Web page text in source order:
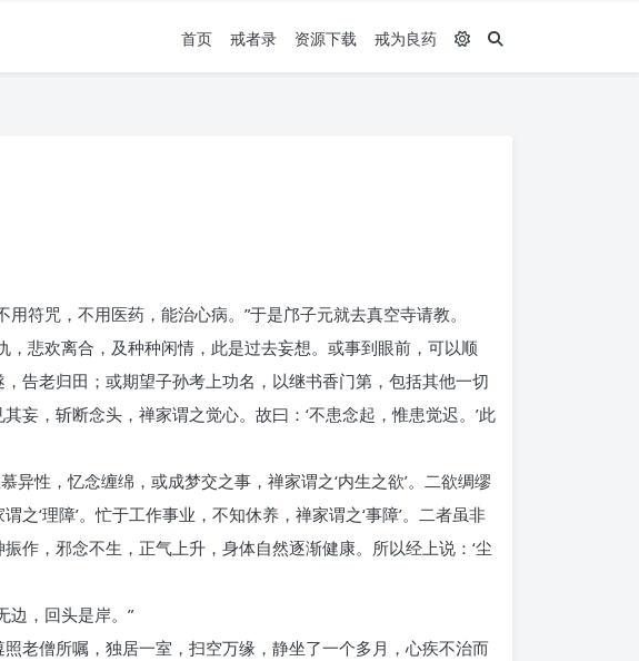
首页 戒者录 资源下载 戒为良药
符咒，不用医药，能治心病。”于是邝子元就去真空寺请教。
悲欢离合，及种种闲情，此是过去妄想。或事到眼前，可以顺
告老归田；或期望子孙考上功名，以继书香门第，包括其他一切
，斩断念头，禅家谓之觉心。故曰：‘不患念起，惟患觉迟。’此
异性，忆念缠绵，或成梦交之事，禅家谓之‘内生之欲’。二欲绸缪
‘理障’。忙于工作事业，不知休养，禅家谓之‘事障’。二者虽非
作，邪念不生，正气上升，身体自然逐渐健康。所以经上说：‘尘
边，回头是岸。”
老僧所嘱，独居一室，扫空万缘，静坐了一个多月，心疾不治而